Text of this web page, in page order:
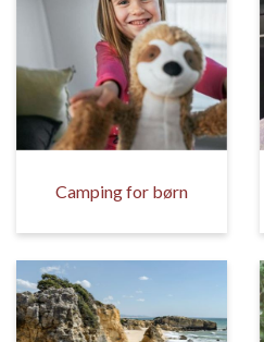
Camping for børn